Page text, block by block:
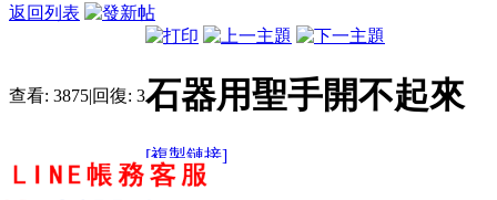
返回列表
查看: 3875|回復: 3石器用聖手開不起來
[複製鏈接]
timliao